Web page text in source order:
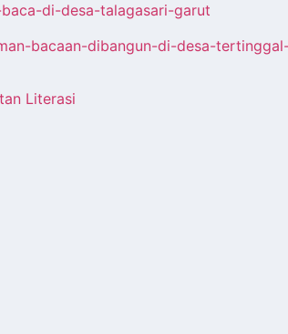
di-desa-talagasari-garut
bacaan-dibangun-di-desa-
Literasi